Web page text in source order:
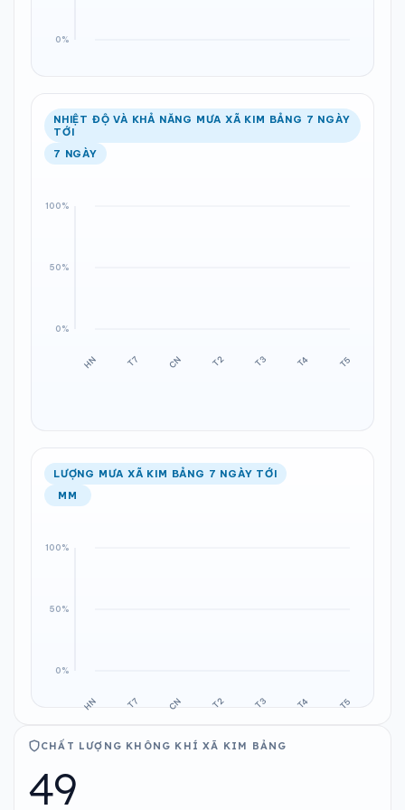
NHIỆT ĐỘ VÀ KHẢ NĂNG MƯA XÃ KIM BẢNG 7 NGÀY
TỚI
7 NGÀY
LƯỢNG MƯA XÃ KIM BẢNG 7 NGÀY TỚI
MM
CHẤT LƯỢNG KHÔNG KHÍ XÃ KIM BẢNG
49